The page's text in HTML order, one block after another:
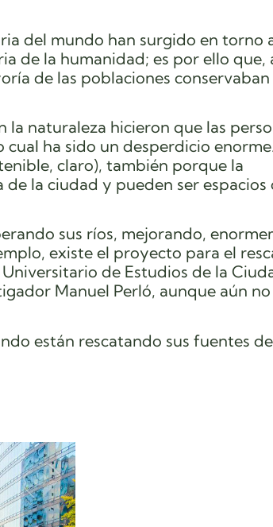
del mundo han surgido en torno
de la humanidad; es por ello que,
de las poblaciones conservaban
naturaleza hicieron que las
cual ha sido un desperdicio
claro), también porque la
la ciudad y pueden ser espacios
sus ríos, mejorando,
existe el proyecto para el
de Estudios de la
Manuel Perló, aunque aún no
están rescatando sus fuentes